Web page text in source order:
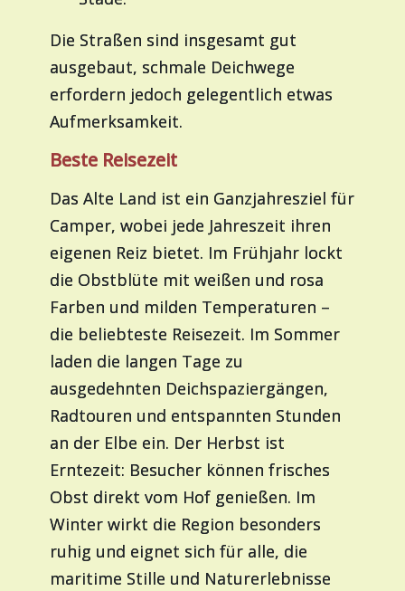
Die Straßen sind insgesamt gut
ausgebaut, schmale Deichwege
erfordern jedoch gelegentlich etwas
Aufmerksamkeit.
Beste Reisezeit
Das Alte Land ist ein Ganzjahresziel für
Camper, wobei jede Jahreszeit ihren
eigenen Reiz bietet. Im Frühjahr lockt
die Obstblüte mit weißen und rosa
Farben und milden Temperaturen –
die beliebteste Reisezeit. Im Sommer
laden die langen Tage zu
ausgedehnten Deichspaziergängen,
Radtouren und entspannten Stunden
an der Elbe ein. Der Herbst ist
Erntezeit: Besucher können frisches
Obst direkt vom Hof genießen. Im
Winter wirkt die Region besonders
ruhig und eignet sich für alle, die
maritime Stille und Naturerlebnisse